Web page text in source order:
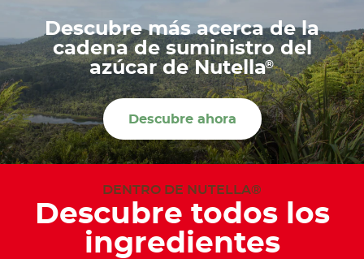
Descubre más acerca de la
cadena de suministro del
azúcar de Nutella®
Descubre ahora
DENTRO DE NUTELLA®
Descubre todos los
ingredientes